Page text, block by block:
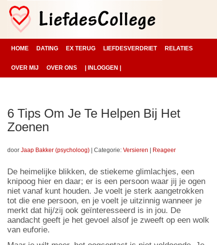
HOME DATING EX TERUG LIEFDESVERDRIET RELATIES
OVER MIJ OVER ONS | INLOGGEN |
6 Tips Om Je Te Helpen Bij Het
Zoenen
door Jaap Bakker (psycholoog) Categorie: Versieren Reageer
De heimelijke blikken, de stiekeme glimlachjes, een
knipoog hier en daar; er is een persoon waar jij je ogen
niet vanaf kunt houden. Je voelt je sterk aangetrokken
tot die ene persoon, en je voelt je uitzinnig wanneer je
merkt dat hij/zij ook geïnteresseerd is in jou. De
aandacht geeft je het gevoel alsof je zweeft op een wolk
van euforie.